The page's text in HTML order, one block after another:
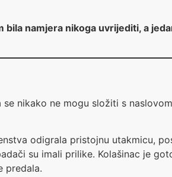
namjera nikoga uvrijediti, a
nikako ne mogu složiti s
odigrala pristojnu utakmicu,
su imali prilike. Kolašinac je
predala.